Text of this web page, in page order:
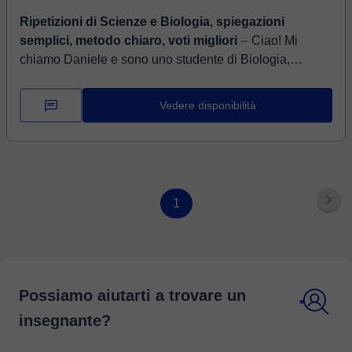
Ripetizioni di Scienze e Biologia, spiegazioni
semplici, metodo chiaro, voti migliori ⏤ Ciao! Mi
chiamo Daniele e sono uno studente di Biologia,
la vita che ci circonda. Offro lezioni ...
Vedere disponibilità
1
Possiamo aiutarti a trovare un
insegnante?